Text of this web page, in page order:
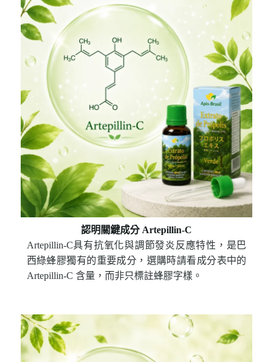
認明關鍵成分 Artepillin-C
Artepillin-C具有抗氧化與調節發炎反應特性，是巴
西綠蜂膠獨有的重要成分，選購時請看成分表中的
Artepillin-C 含量，而非只標註蜂膠字樣。